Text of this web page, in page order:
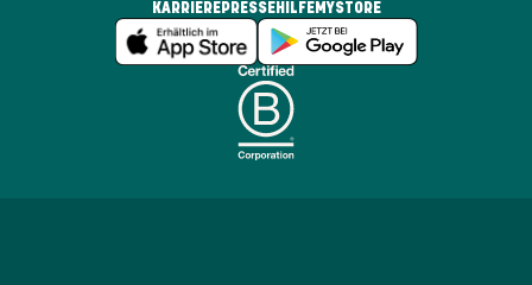
KARRIEREPRESSEHILFEMYSTORE